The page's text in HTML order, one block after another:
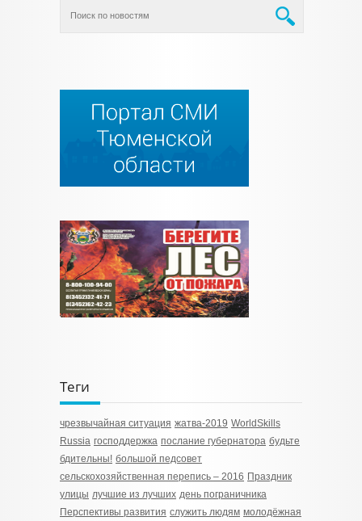
Теги
чрезвычайная ситуация жатва-2019 WorldSkills
Russia господдержка послание губернатора будьте
бдительны! большой педсовет
сельскохозяйственная перепись – 2016 Праздник
улицы лучшие из лучших день пограничника
Перспективы развития служить людям молодёжная